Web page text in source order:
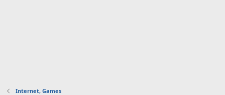
Internet, Games